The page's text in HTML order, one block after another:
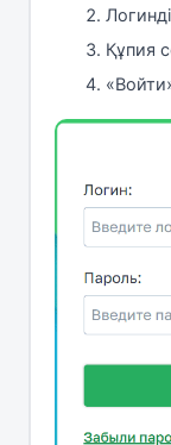
Логинді
Құпия